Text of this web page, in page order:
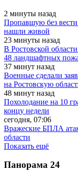
2 минуты назад
Пропавшую без
нашли живой
23 минуты назад
В Ростовской
48 ландшафтных
37 минут назад
Военные сделали
на Ростовскую
48 минут назад
Похолодание на 10
концу недели
сегодня, 07:06
Вражеские БПЛА
области
Показать ещё
Панорама 24